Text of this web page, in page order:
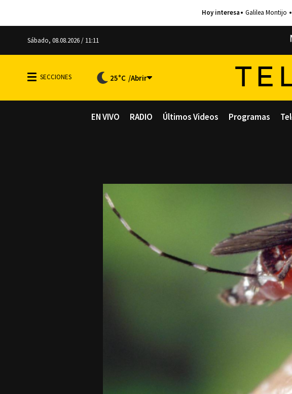
Galilea Montijo
Sábado, 08.08.2026 / 11:11
25°C
EN VIVO RADIO Últimos Videos Programas